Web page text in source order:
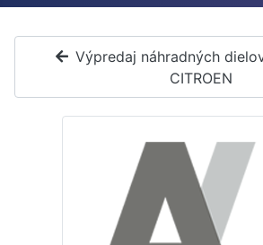
Výpredaj náhradných
CITROEN